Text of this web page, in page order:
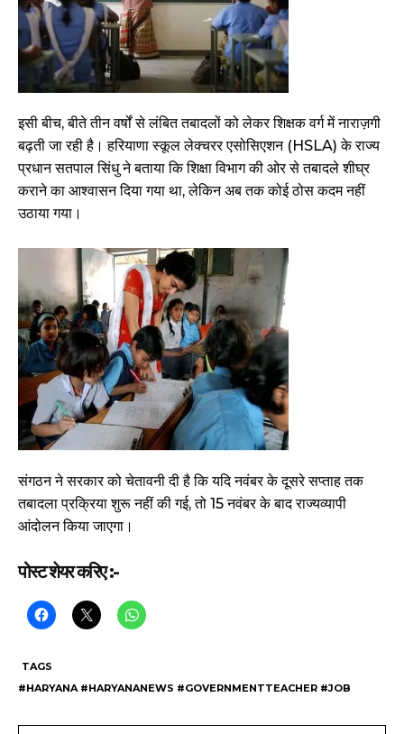
इसी बीच, बीते तीन वर्षों से लंबित तबादलों को लेकर शिक्षक वर्ग में नाराज़गी
बढ़ती जा रही है। हरियाणा स्कूल लेक्चरर एसोसिएशन (HSLA) के राज्य
प्रधान सतपाल सिंधु ने बताया कि शिक्षा विभाग की ओर से तबादले शीघ्र
कराने का आश्वासन दिया गया था, लेकिन अब तक कोई ठोस कदम नहीं
उठाया गया।
संगठन ने सरकार को चेतावनी दी है कि यदि नवंबर के दूसरे सप्ताह तक
तबादला प्रक्रिया शुरू नहीं की गई, तो 15 नवंबर के बाद राज्यव्यापी
आंदोलन किया जाएगा।
पोस्ट शेयर करिए :-
TAGS
#HARYANA #HARYANANEWS #GOVERNMENTTEACHER #JOB